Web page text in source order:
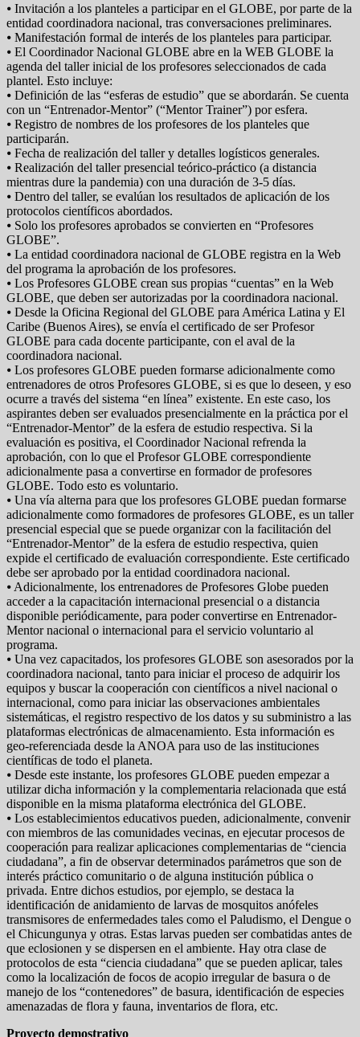
⦁ Invitación a los planteles a participar en el GLOBE, por parte de la
entidad coordinadora nacional, tras conversaciones preliminares.
⦁ Manifestación formal de interés de los planteles para participar.
⦁ El Coordinador Nacional GLOBE abre en la WEB GLOBE la
agenda del taller inicial de los profesores seleccionados de cada
plantel. Esto incluye:
⦁ Definición de las “esferas de estudio” que se abordarán. Se cuenta
con un “Entrenador-Mentor” (“Mentor Trainer”) por esfera.
⦁ Registro de nombres de los profesores de los planteles que
participarán.
⦁ Fecha de realización del taller y detalles logísticos generales.
⦁ Realización del taller presencial teórico-práctico (a distancia
mientras dure la pandemia) con una duración de 3-5 días.
⦁ Dentro del taller, se evalúan los resultados de aplicación de los
protocolos científicos abordados.
⦁ Solo los profesores aprobados se convierten en “Profesores
GLOBE”.
⦁ La entidad coordinadora nacional de GLOBE registra en la Web
del programa la aprobación de los profesores.
⦁ Los Profesores GLOBE crean sus propias “cuentas” en la Web
GLOBE, que deben ser autorizadas por la coordinadora nacional.
⦁ Desde la Oficina Regional del GLOBE para América Latina y El
Caribe (Buenos Aires), se envía el certificado de ser Profesor
GLOBE para cada docente participante, con el aval de la
coordinadora nacional.
⦁ Los profesores GLOBE pueden formarse adicionalmente como
entrenadores de otros Profesores GLOBE, si es que lo deseen, y eso
ocurre a través del sistema “en línea” existente. En este caso, los
aspirantes deben ser evaluados presencialmente en la práctica por el
“Entrenador-Mentor” de la esfera de estudio respectiva. Si la
evaluación es positiva, el Coordinador Nacional refrenda la
aprobación, con lo que el Profesor GLOBE correspondiente
adicionalmente pasa a convertirse en formador de profesores
GLOBE. Todo esto es voluntario.
⦁ Una vía alterna para que los profesores GLOBE puedan formarse
adicionalmente como formadores de profesores GLOBE, es un taller
presencial especial que se puede organizar con la facilitación del
“Entrenador-Mentor” de la esfera de estudio respectiva, quien
expide el certificado de evaluación correspondiente. Este certificado
debe ser aprobado por la entidad coordinadora nacional.
⦁ Adicionalmente, los entrenadores de Profesores Globe pueden
acceder a la capacitación internacional presencial o a distancia
disponible periódicamente, para poder convertirse en Entrenador-
Mentor nacional o internacional para el servicio voluntario al
programa.
⦁ Una vez capacitados, los profesores GLOBE son asesorados por la
coordinadora nacional, tanto para iniciar el proceso de adquirir los
equipos y buscar la cooperación con científicos a nivel nacional o
internacional, como para iniciar las observaciones ambientales
sistemáticas, el registro respectivo de los datos y su subministro a las
plataformas electrónicas de almacenamiento. Esta información es
geo-referenciada desde la ANOA para uso de las instituciones
científicas de todo el planeta.
⦁ Desde este instante, los profesores GLOBE pueden empezar a
utilizar dicha información y la complementaria relacionada que está
disponible en la misma plataforma electrónica del GLOBE.
⦁ Los establecimientos educativos pueden, adicionalmente, convenir
con miembros de las comunidades vecinas, en ejecutar procesos de
cooperación para realizar aplicaciones complementarias de “ciencia
ciudadana”, a fin de observar determinados parámetros que son de
interés práctico comunitario o de alguna institución pública o
privada. Entre dichos estudios, por ejemplo, se destaca la
identificación de anidamiento de larvas de mosquitos anófeles
transmisores de enfermedades tales como el Paludismo, el Dengue o
el Chicungunya y otras. Estas larvas pueden ser combatidas antes de
que eclosionen y se dispersen en el ambiente. Hay otra clase de
protocolos de esta “ciencia ciudadana” que se pueden aplicar, tales
como la localización de focos de acopio irregular de basura o de
manejo de los “contenedores” de basura, identificación de especies
amenazadas de flora y fauna, inventarios de flora, etc.
Proyecto demostrativo